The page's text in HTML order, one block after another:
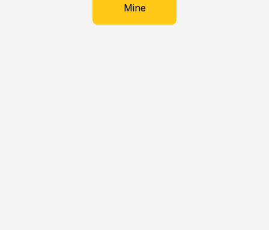
Mine